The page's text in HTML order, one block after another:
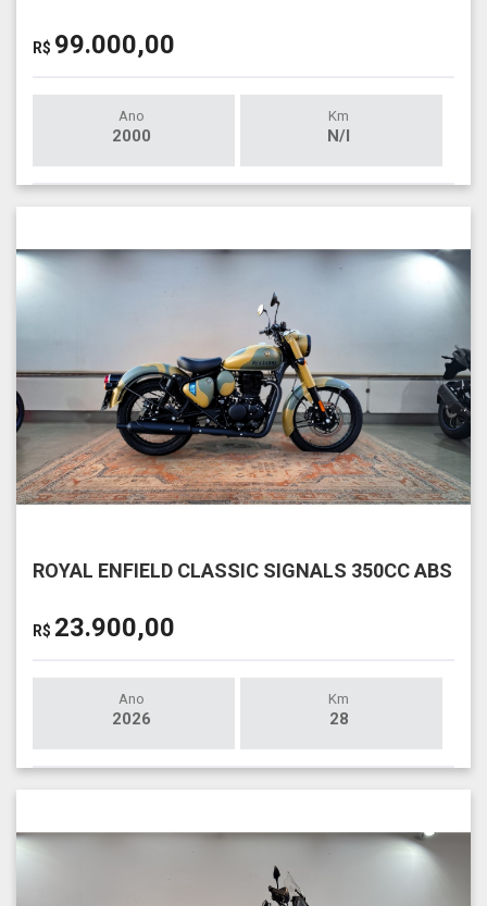
R$ 99.000,00
Ano
2000
Km
N/I
ROYAL ENFIELD CLASSIC SIGNALS 350CC ABS
R$ 23.900,00
Ano
2026
Km
28